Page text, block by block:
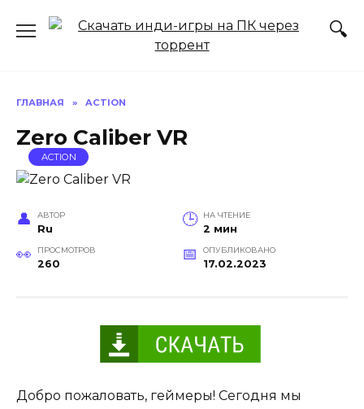
ГЛАВНАЯ » ACTION
Zero Caliber VR
ACTION
АВТОР
Ru
НА ЧТЕНИЕ
2 мин
ПРОСМОТРОВ
260
ОПУБЛИКОВАНО
17.02.2023
Добро пожаловать, геймеры! Сегодня мы